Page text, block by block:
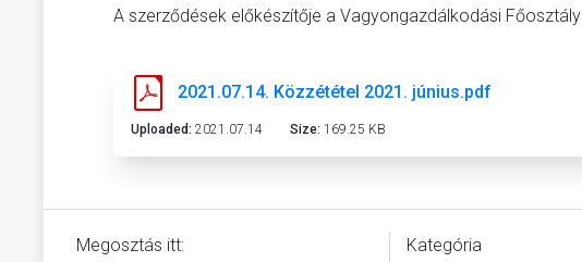
A szerződések előkészítője a Vagyongazdálkodási Főosztály
2021.07.14. Közzététel 2021. június.pdf
Uploaded: 2021.07.14 Size: 169.25 KB
Megosztás itt:
Kategória